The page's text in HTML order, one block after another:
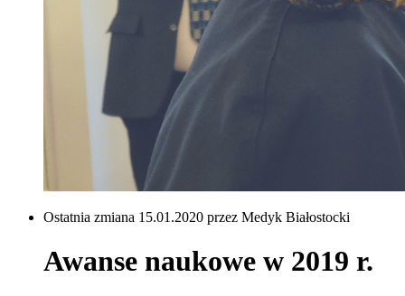
Ostatnia zmiana 15.01.2020 przez Medyk Białostocki
Awanse naukowe w 2019 r.